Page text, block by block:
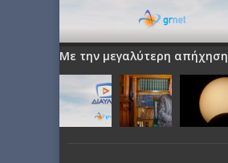
Με την μεγαλύτερη απήχηση